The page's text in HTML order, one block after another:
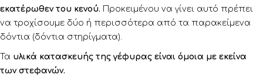
εκατέρωθεν του κενού. Προκειμένου να γίνει αυτό πρέπει
να τροχίσουμε δύο ή περισσότερα από τα παρακείμενα
δόντια (δόντια στηρίγματα).
Τα υλικά κατασκευής της γέφυρας είναι όμοια με εκείνα
των στεφανών.